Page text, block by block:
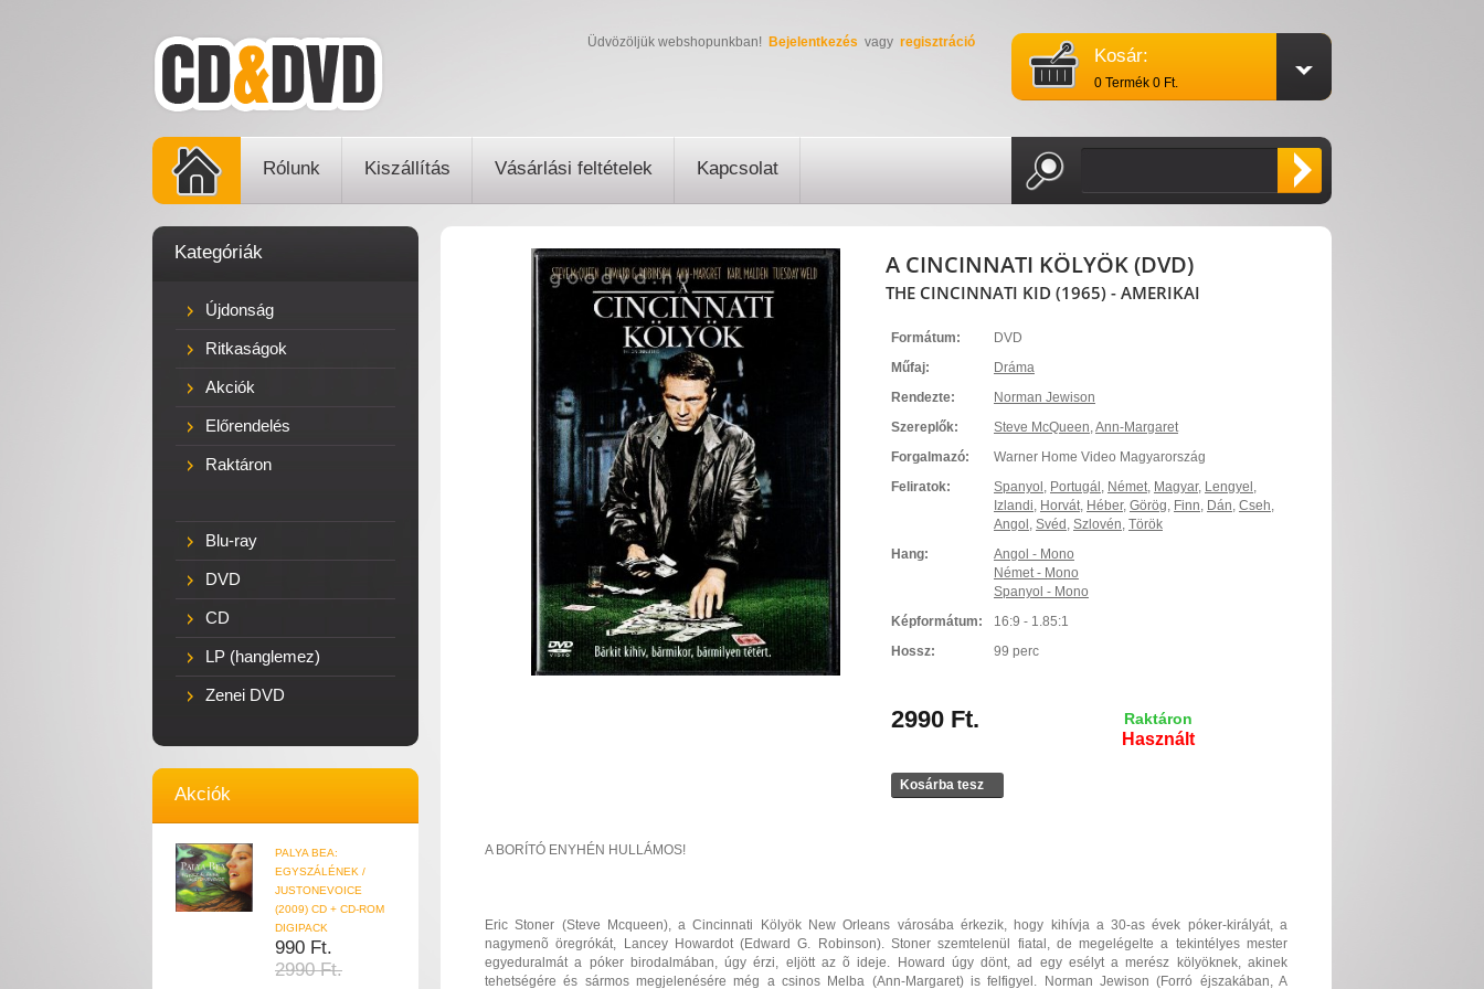
Kosár:
0 Termék 0 Ft.
Üdvözöljük webshopunkban! Bejelentkezés vagy regisztráció
Rólunk Kiszállítás Vásárlási feltételek Kapcsolat
Kategóriák
Újdonság
Ritkaságok
Akciók
Előrendelés
Raktáron
Blu-ray
DVD
CD
LP (hanglemez)
Zenei DVD
Akciók
PALYA BEA:
EGYSZÁLÉNEK /
JUSTONEVOICE
(2009) CD + CD-ROM
DIGIPACK
990 Ft.
2990 Ft.
A CINCINNATI KÖLYÖK (DVD)
THE CINCINNATI KID (1965) - AMERIKAI
Formátum:
DVD
Műfaj:
Dráma
Rendezte:
Norman Jewison
Szereplők:
Steve McQueen,Ann-Margaret
Forgalmazó:
Warner Home Video Magyarország
Feliratok:
Spanyol , Portugál , Német, Magyar, Lengyel ,
Izlandi, Horvát, Héber, Görög, Finn, Dán, Cseh,
Angol , Svéd , Szlovén, Török
Hang:
Angol - Mono
Német - Mono
Spanyol - Mono
Képformátum:
16:9 - 1.85:1
Hossz:
99 perc
2990 Ft. Raktáron
Használt
Kosárba tesz
A BORÍTÓ ENYHÉN HULLÁMOS!
Eric Stoner (Steve Mcqueen), a Cincinnati Kölyök New Orleans városába érkezik, hogy kihívja a 30-as évek póker-királyát, a
nagymenõ öregrókát, Lancey Howardot (Edward G. Robinson). Stoner szemtelenül fiatal, de megelégelte a tekintélyes mester
egyeduralmát a póker birodalmában, úgy érzi, eljött az õ ideje. Howard úgy dönt, ad egy esélyt a merész kölyöknek, akinek
tehetségére és sármos megjelenésére még a csinos Melba (Ann-Margaret) is felfigyel. Norman Jewison (Forró éjszakában, A